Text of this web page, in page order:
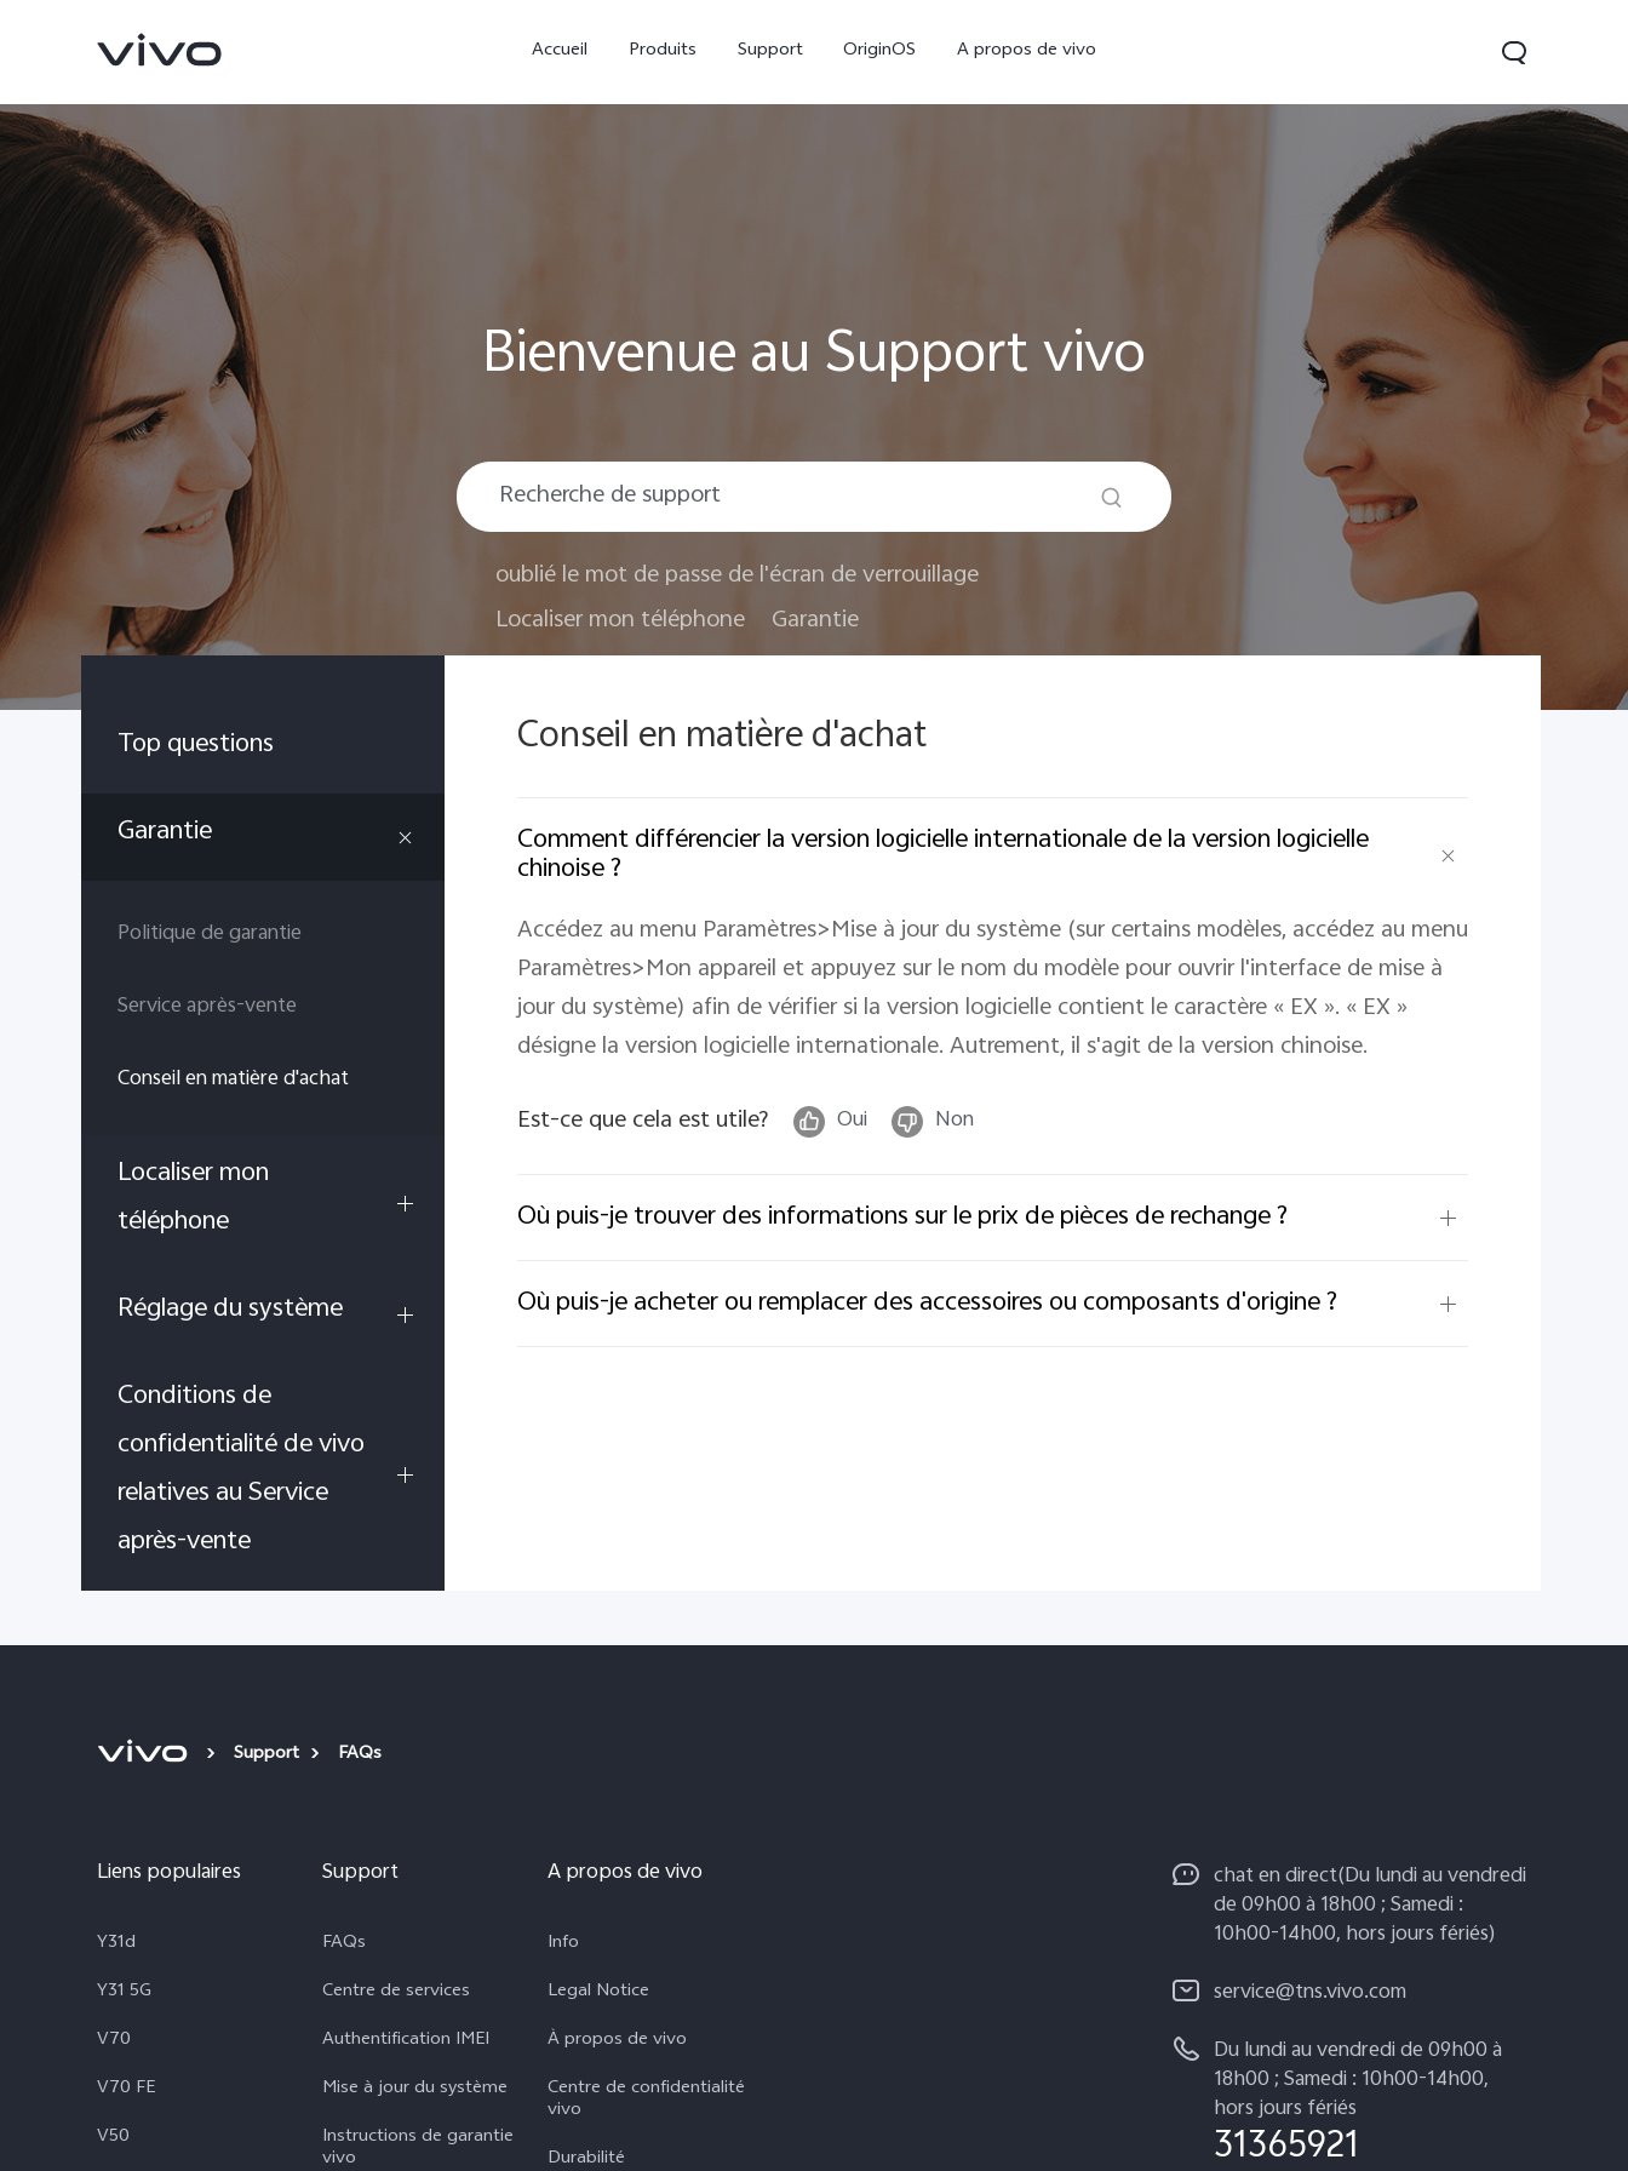
Accueil Produits Support OriginOS A propos de vivo
Y31d nouveau Y29t 5G
Bienvenue au Support vivo
oublié le mot de passe de l'écran de verrouillage
Localiser mon téléphone
Garantie
Top questions
Garantie
Politique de garantie
Service après-vente
Conseil en matière d'achat
Localiser mon
téléphone
Réglage du système
Conditions de
confidentialité de vivo
relatives au Service
après-vente
Conseil en matière d'achat
Comment différencier la version logicielle internationale de la version logicielle
chinoise ?
Accédez au menu Paramètres>Mise à jour du système (sur certains modèles, accédez au menu
Paramètres>Mon appareil et appuyez sur le nom du modèle pour ouvrir l'interface de mise à
jour du système) afin de vérifier si la version logicielle contient le caractère « EX ». « EX »
désigne la version logicielle internationale. Autrement, il s'agit de la version chinoise.
Est-ce que cela est utile?
Oui Non
Où puis-je trouver des informations sur le prix de pièces de rechange ?
Où puis-je acheter ou remplacer des accessoires ou composants d'origine ?
Support FAQs
Liens populaires
Y31d
Y31 5G
V70
V70 FE
V50
Support
FAQs
Centre de services
Authentification IMEI
Mise à jour du système
Instructions de garantie
vivo
A propos de vivo
Info
Legal Notice
À propos de vivo
Centre de confidentialité
vivo
Durabilité
chat en direct(Du lundi au vendredi
de 09h00 à 18h00 ; Samedi :
10h00-14h00, hors jours fériés)
service@tns.vivo.com
Du lundi au vendredi de 09h00 à
18h00 ; Samedi : 10h00-14h00,
hors jours fériés
31365921